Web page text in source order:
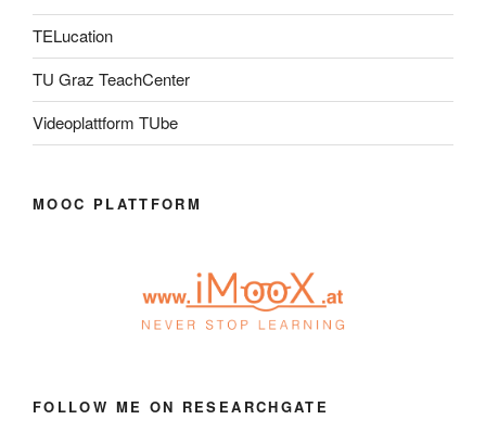
TELucation
TU Graz TeachCenter
Videoplattform TUbe
MOOC PLATTFORM
FOLLOW ME ON RESEARCHGATE